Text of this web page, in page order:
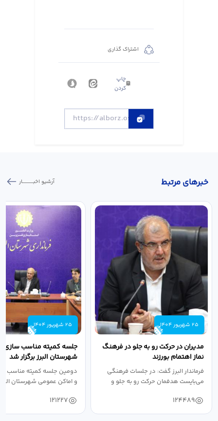
اشتراک گذاری
چاپ
کردن
خبر‌های مرتبط آرشیو اخبـــــــــــار
25 شهریور 1404
مدیران در حرکت رو به جلو در فرهنگ
نماز اهتمام بورزند
فرماندار البرز گفت: در جلسات فرهنگی
می‌بایست هدفمان حرکت رو به جلو و
124489
25 شهریور 1404
جلسه کمیته مناسب سازی
شهرستان البرز برگزار شد
دومین جلسه کمیته مناسب
و اماکن عمومی شهرستان
121227